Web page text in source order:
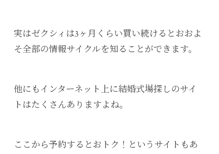
実はゼクシィは3ヶ月くらい買い続けるとおおよ
そ全部の情報サイクルを知ることができます。
他にもインターネット上に結婚式場探しのサイ
トはたくさんありますよね。
ここから予約するとおトク！というサイトもあ